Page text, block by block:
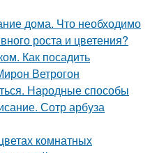
дома. Что необходимо
роста и цветения?
Как посадить
Ветрогон
Народные способы
Сотр арбуза
комнатных